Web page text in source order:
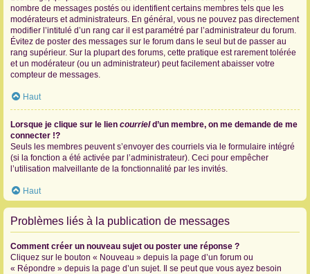
nombre de messages postés ou identifient certains membres tels que les
modérateurs et administrateurs. En général, vous ne pouvez pas directement
modifier l’intitulé d’un rang car il est paramétré par l’administrateur du forum.
Évitez de poster des messages sur le forum dans le seul but de passer au
rang supérieur. Sur la plupart des forums, cette pratique est rarement tolérée
et un modérateur (ou un administrateur) peut facilement abaisser votre
compteur de messages.
Haut
Lorsque je clique sur le lien courrield’un membre, on me demande de me
connecter !?
Seuls les membres peuvent s’envoyer des courriels via le formulaire intégré
(si la fonction a été activée par l’administrateur). Ceci pour empêcher
l’utilisation malveillante de la fonctionnalité par les invités.
Haut
Problèmes liés à la publication de messages
Comment créer un nouveau sujet ou poster une réponse ?
Cliquez sur le bouton « Nouveau » depuis la page d’un forum ou
« Répondre » depuis la page d’un sujet. Il se peut que vous ayez besoin